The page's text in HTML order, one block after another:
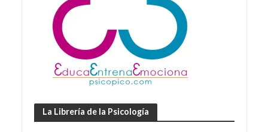
La Librería de la Psicología